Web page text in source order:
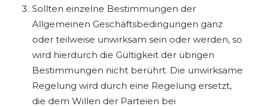
Sollten einzelne Bestimmungen der
Allgemeinen Geschäftsbedingungen ganz
oder teilweise unwirksam sein oder werden, so
wird hierdurch die Gültigkeit der übrigen
Bestimmungen nicht berührt. Die unwirksame
Regelung wird durch eine Regelung ersetzt,
die dem Willen der Parteien bei